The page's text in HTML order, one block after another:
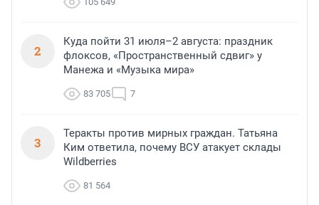
2
Куда пойти 31 июля–2 августа: праздник
флоксов, «Пространственный сдвиг» у
Манежа и «Музыка мира»
83 705 7
3
Теракты против мирных граждан. Татьяна
Ким ответила, почему ВСУ атакует склады
Wildberries
81 564